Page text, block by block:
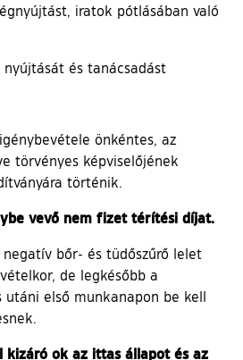
iratok pótlásában való
és tanácsadást
önkéntes, az
törvényes képviselőjének
történik.
vevő nem fizet térítési díjat.
bőr- és tüdőszűrő lelet
de legkésőbb a
első munkanapon be kell
ok az ittas állapot és az